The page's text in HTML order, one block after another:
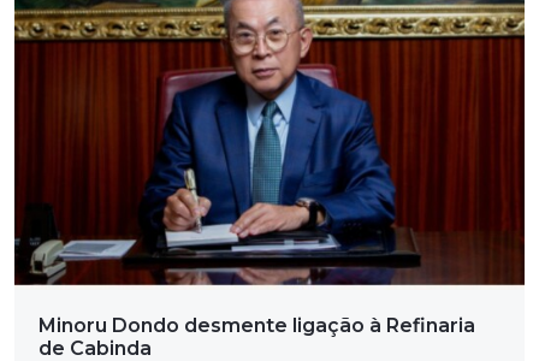
Minoru Dondo desmente ligação à Refinaria
de Cabinda